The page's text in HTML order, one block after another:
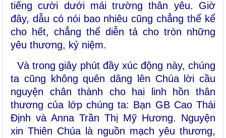
tiếng cười dưới mái trường thân yêu. Giờ
đây, dẫu có nói bao nhiêu cũng chẳng thể kể
cho hết, chẳng thể diễn tả cho tròn những
yêu thương, kỷ niệm.
Và trong giây phút đầy xúc động này, chúng
ta cũng không quên dâng lên Chúa lời cầu
nguyện chân thành cho hai linh hồn thân
thương của lớp chúng ta: Bạn GB Cao Thái
Định và Anna Trần Thị Mỹ Hương. Nguyện
xin Thiên Chúa là nguồn mạch yêu thương,